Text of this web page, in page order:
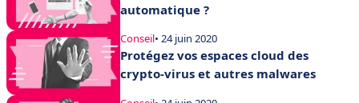
automatique ?
Conseil• 24 juin 2020
Protégez vos espaces cloud des
crypto-virus et autres malwares